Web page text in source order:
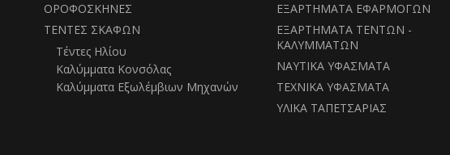
ΟΡΟΦΟΣΚΗΝΕΣ
ΤΕΝΤΕΣ ΣΚΑΦΩΝ
Τέντες Ηλίου
Καλύμματα Κονσόλας
Καλύμματα Εξωλέμβιων Μηχανών
ΕΞΑΡΤΗΜΑΤΑ ΕΦΑΡΜΟΓΩΝ
ΕΞΑΡΤΗΜΑΤΑ ΤΕΝΤΩΝ -
ΚΑΛΥΜΜΑΤΩΝ
ΝΑΥΤΙΚΑ ΥΦΑΣΜΑΤΑ
ΤΕΧΝΙΚΑ ΥΦΑΣΜΑΤΑ
ΥΛΙΚΑ ΤΑΠΕΤΣΑΡΙΑΣ